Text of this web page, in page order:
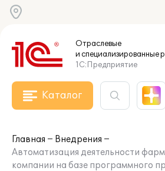
Отраслевые
и специализированные
1С:Предприятие
Каталог
Главная
Внедрения
Автоматизация деятельности
компании на базе программного